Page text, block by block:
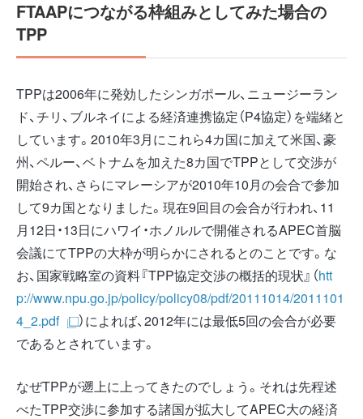
FTAAPにつながる枠組みとしてみた場合の
TPP
TPPは2006年に発効したシンガポール、ニュージーラン
ド、チリ、ブルネイによる経済連携協定（P4協定）を端緒と
しています。2010年3月にこれら4カ国に加えて米国、豪
州、ペルー、ベトナムを加えた8カ国でTPPとして交渉が
開始され、さらにマレーシアが2010年10月の会合で参加
して9カ国となりました。現在9回目の会合が行われ、11
月12日・13日にハワイ・ホノルルで開催されるAPEC首脳
会議にてTPPの大枠が明らかにされるとのことです。な
お、国家戦略室の資料『TPP協定交渉の概括的現状』（htt
p://www.npu.go.jp/policy/policy08/pdf/20111014/2011101
4_2.pdf
）によれば、2012年には最低5回の会合が必要
であるとされています。
なぜTPPが遡上に上ってきたのでしょう。それは先程述
べたTPP交渉に参加する諸国が拡大してAPEC大の経済